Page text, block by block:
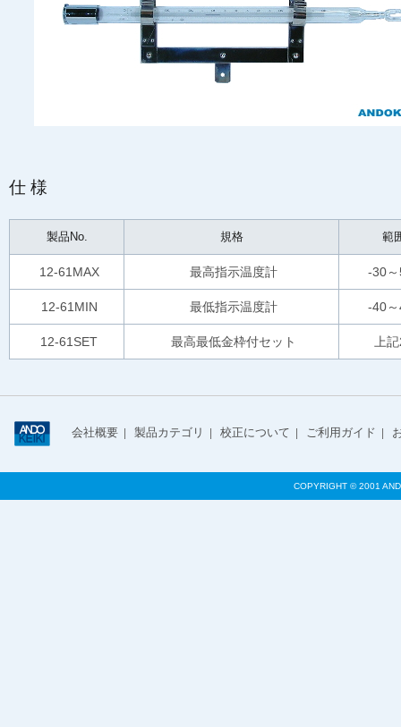
仕様
製品No. 規格 範
12-61MAX 最高指示温度計 -30
12-61MIN 最低指示温度計 -40
12-61SET 最高最低金枠付セット 上
会社概要 製品カテゴリ 校正について ご利用ガイド
COPYRIGHT © 2001